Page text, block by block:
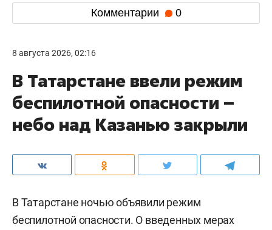
Комментарии 0
8 августа 2026, 02:16
В Татарстане ввели режим
беспилотной опасности –
небо над Казанью закрыли
В Татарстане ночью объявили режим
беспилотной опасности. О введенных мерах